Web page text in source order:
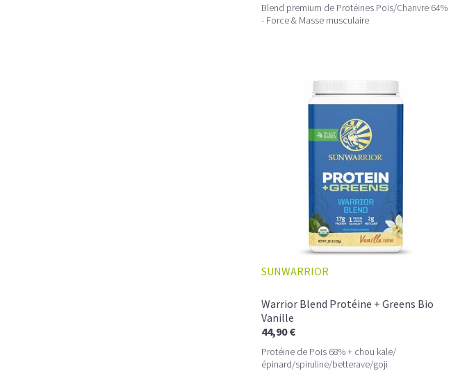
LE
C’est
faire
🍫
Blend premium de Protéines Pois/Chanvre 64%
- Force & Masse musculaire
SUNWARRIOR
Warrior Blend Protéine + Greens Bio
Vanille
44,90 €
Protéine de Pois 68% + chou kale/
épinard/spiruline/betterave/goji